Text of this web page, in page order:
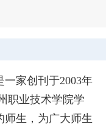
一家创刊于2003年
职业技术学院学
师生，为广大师生